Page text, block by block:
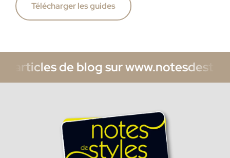
Télécharger les guides
blog sur www.notesdestyles.com/